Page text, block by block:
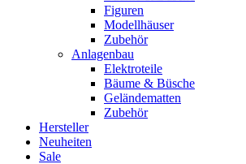
Figuren
Modellhäuser
Zubehör
Anlagenbau
Elektroteile
Bäume & Büsche
Geländematten
Zubehör
Hersteller
Neuheiten
Sale